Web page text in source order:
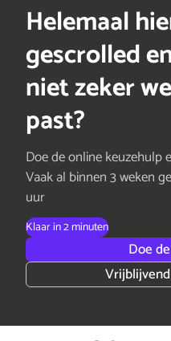
Helemaal
gescrolled
niet zeker
past?
Doe de online keuzehulp
Vaak al binnen 3 weken
uur
Klaar in 2 minuten
Doe